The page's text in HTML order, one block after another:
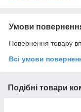
Умови
Повернення товару
Всі умови
Подібні товари